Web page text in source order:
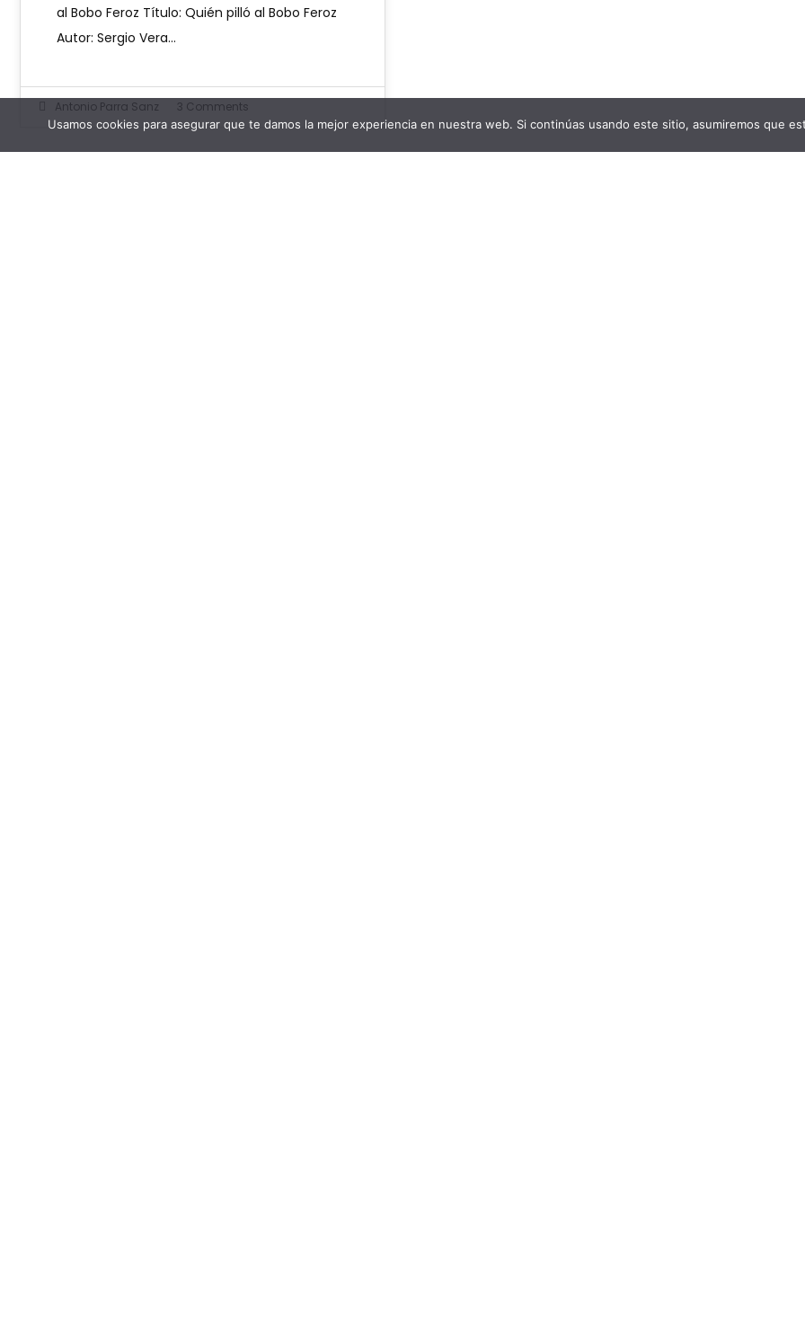
al Bobo Feroz Título: Quién pilló al Bobo Feroz
Autor: Sergio Vera…
Antonio Parra Sanz 3 Comments
Usamos cookies para asegurar que te damos la mejor experiencia en nuestra web. Si continúas usando este sitio, asumiremos que